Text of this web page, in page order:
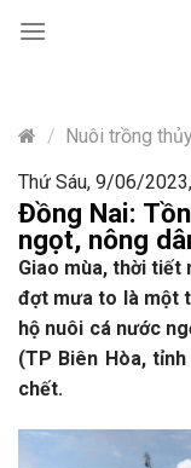
content
/ Nuôi trồng
Thứ Sáu, 9/06/
Đồng Nai:
ngọt, nông
Giao mùa, thời tiết
đợt mưa to là một
hộ nuôi cá nước
(TP Biên Hòa,
chết.